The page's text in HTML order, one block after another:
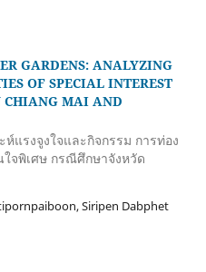
GARDENS: ANALYZING
OF SPECIAL INTEREST
CHIANG MAI AND
แรงจูงใจและกิจกรรม การท่อง
จพิเศษ กรณีศึกษาจังหวัด
Siripen Dabphet